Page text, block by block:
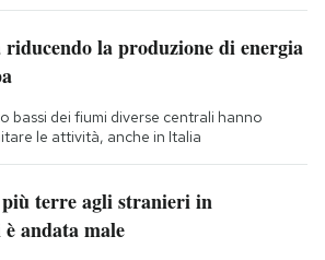
la produzione di energia
bassi dei fiumi diverse centrali hanno
le attività, anche in Italia
terre agli stranieri in
andata male